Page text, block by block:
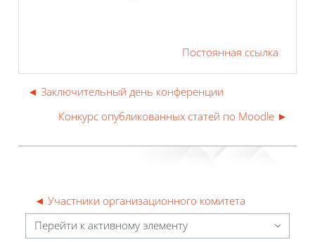
Постоянная ссылка
◄ Заключительный день конференции
Конкурс опубликованных статей по Moodle ►
◄ Участники организационного комитета
Перейти к активному элементу